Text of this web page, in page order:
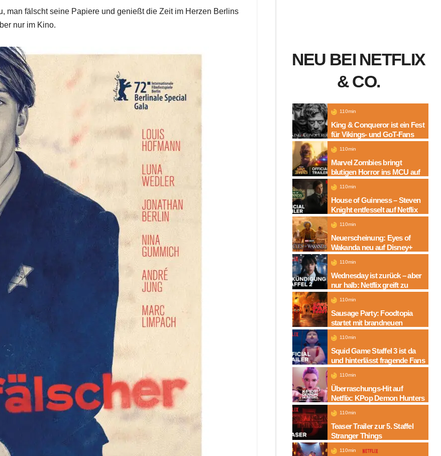
man fälscht seine Papiere und genießt die Zeit im Herzen Berlins
nur im Kino.
NEU BEI NETFLIX
& CO.
110min
King & Conqueror ist ein Fest
für Vikings- und GoT-Fans
110min
Marvel Zombies bringt
blutigen Horror ins MCU auf
Disney+
110min
House of Guinness – Steven
Knight entfesselt auf Netflix
die dunkle Seite einer
Legende
110min
Neuerscheinung: Eyes of
Wakanda neu auf Disney+
110min
Wednesday ist zurück – aber
nur halb: Netflix greift zu
neuem Serien-Trick
110min
Sausage Party: Foodtopia
startet mit brandneuen
Folgen auf Amazon
110min
Squid Game Staffel 3 ist da
und hinterlässt fragende Fans
110min
Überraschungs-Hit auf
Netflix: KPop Demon Hunters
110min
Teaser Trailer zur 5. Staffel
Stranger Things
110min